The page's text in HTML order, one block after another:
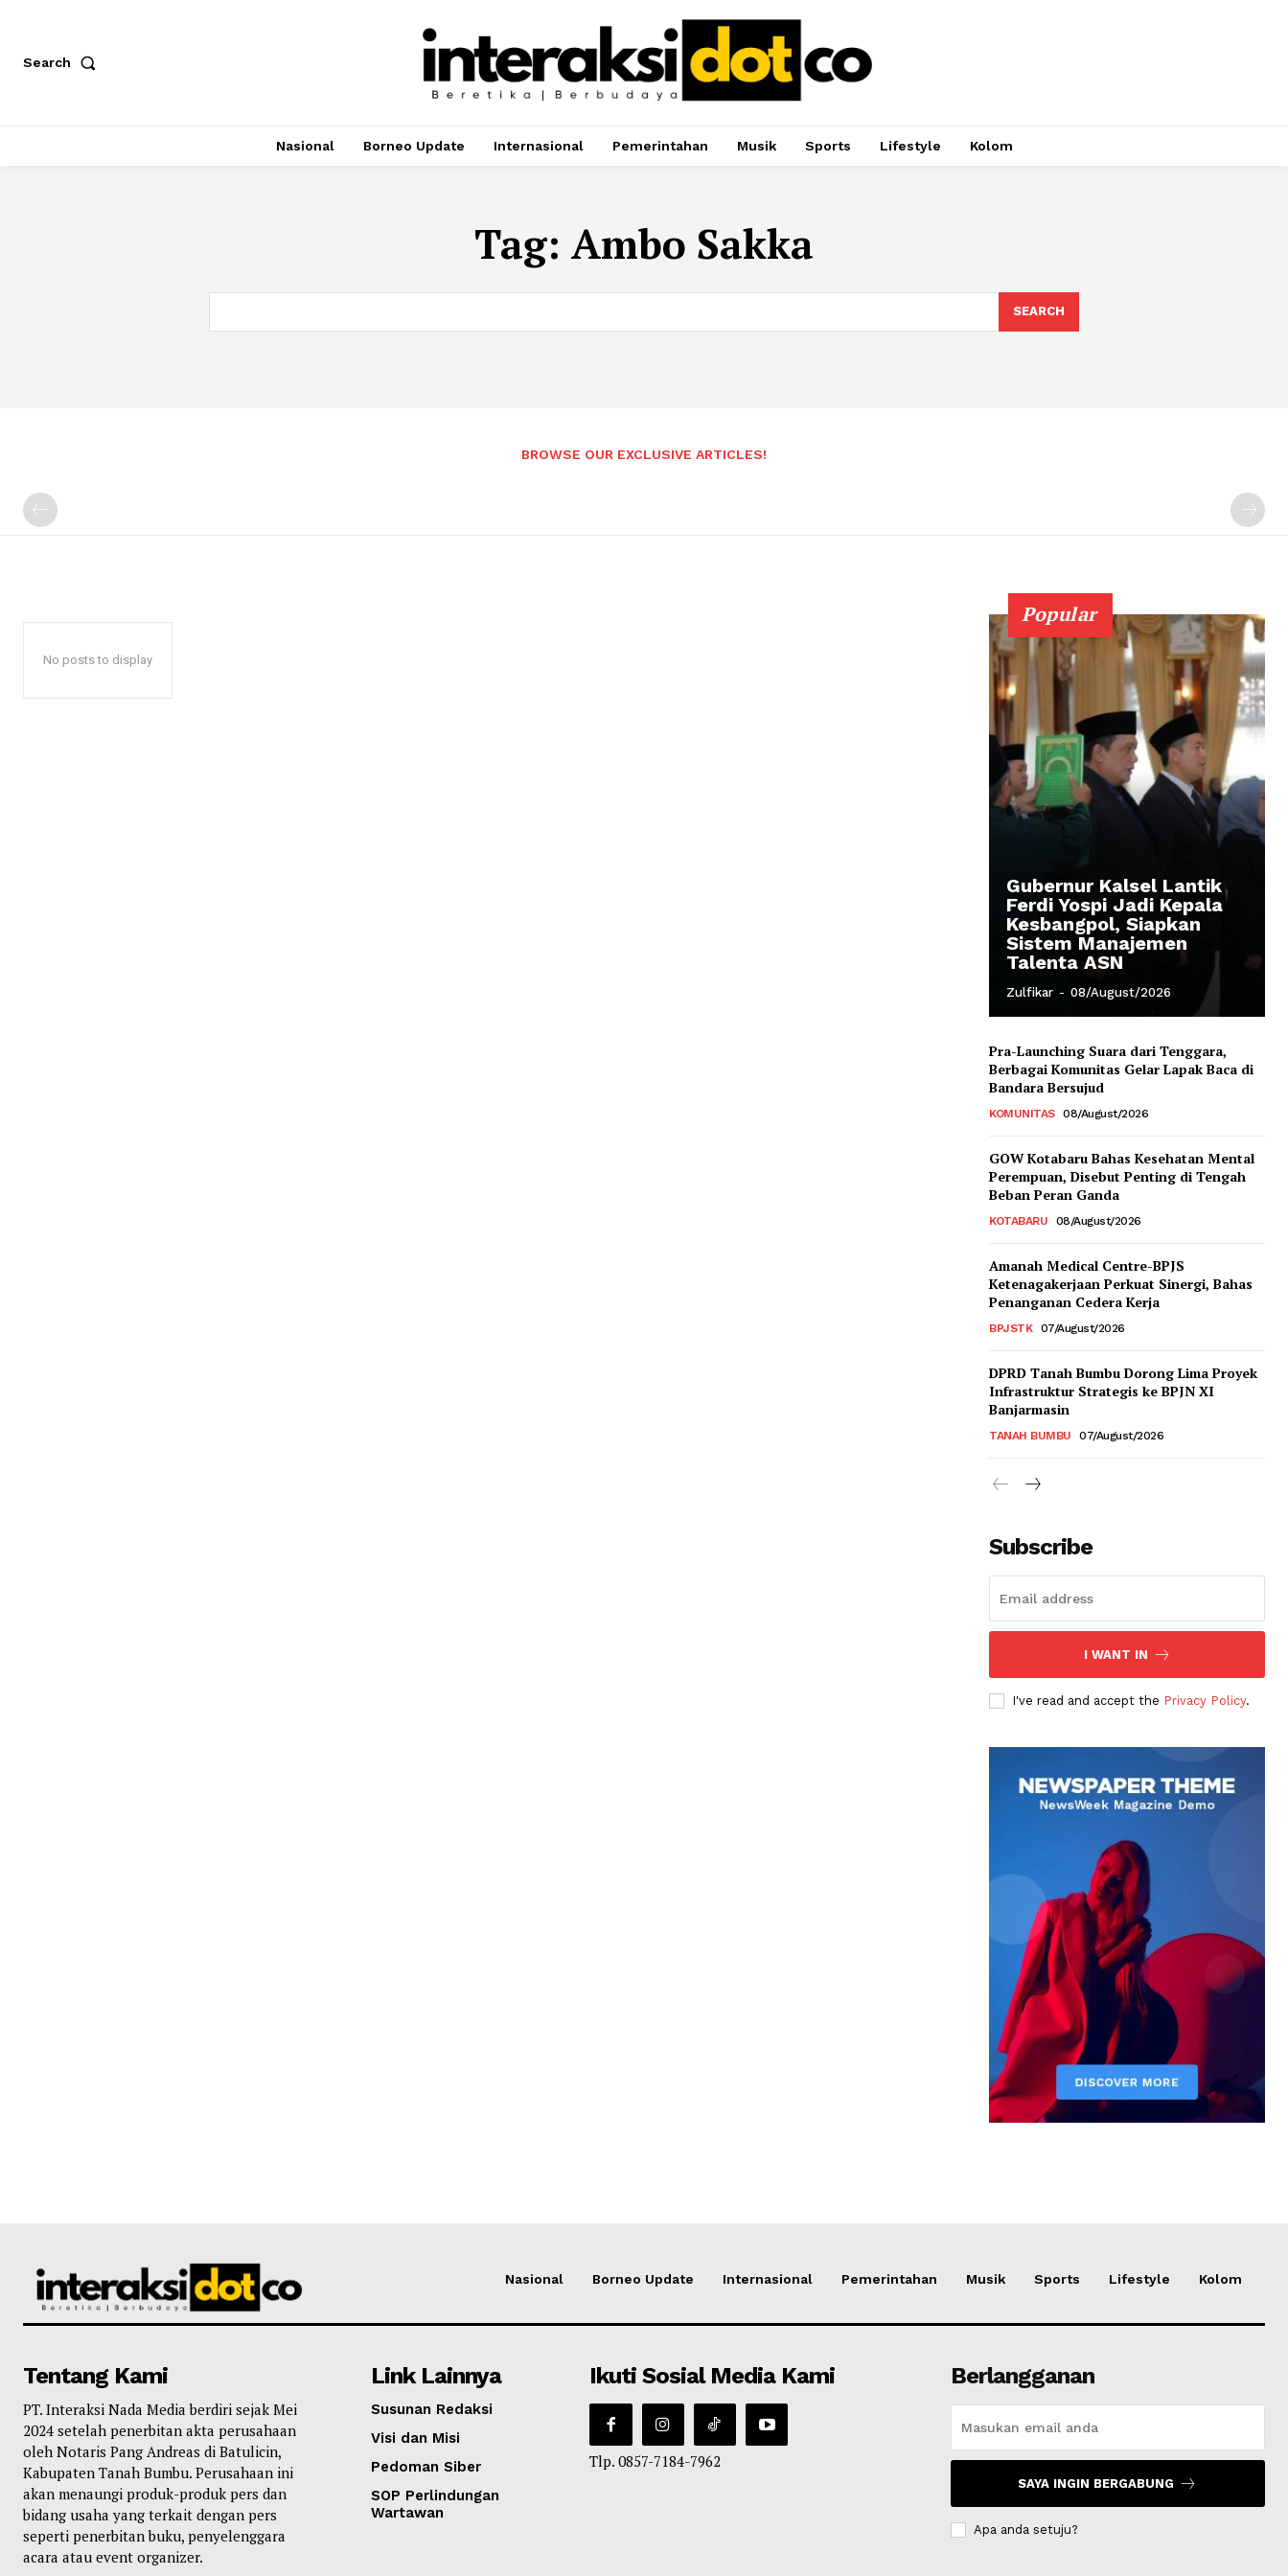
Search
Nasional Borneo Update Internasional Pemerintahan Musik Sports Lifestyle Kolom
Tag: Ambo Sakka
SEARCH
BROWSE OUR EXCLUSIVE ARTICLES!
No posts to display
Popular
Gubernur Kalsel Lantik
Ferdi Yospi Jadi Kepala
Kesbangpol, Siapkan
Sistem Manajemen
Talenta ASN
Zulfikar - 08/August/2026
Pra-Launching Suara dari Tenggara,
Berbagai Komunitas Gelar Lapak Baca di
Bandara Bersujud
KOMUNITAS 08/August/2026
GOW Kotabaru Bahas Kesehatan Mental
Perempuan, Disebut Penting di Tengah
Beban Peran Ganda
KOTABARU 08/August/2026
Amanah Medical Centre-BPJS
Ketenagakerjaan Perkuat Sinergi, Bahas
Penanganan Cedera Kerja
BPJSTK 07/August/2026
DPRD Tanah Bumbu Dorong Lima Proyek
Infrastruktur Strategis ke BPJN XI
Banjarmasin
TANAH BUMBU 07/August/2026
Subscribe
I WANT IN
I've read and accept the Privacy Policy.
Nasional Borneo Update Internasional Pemerintahan Musik Sports Lifestyle Kolom
Tentang Kami
PT. Interaksi Nada Media berdiri sejak Mei
2024 setelah penerbitan akta perusahaan
oleh Notaris Pang Andreas di Batulicin,
Kabupaten Tanah Bumbu. Perusahaan ini
akan menaungi produk-produk pers dan
bidang usaha yang terkait dengan pers
seperti penerbitan buku, penyelenggara
acara atau event organizer.
Link Lainnya
Susunan Redaksi
Visi dan Misi
Pedoman Siber
SOP Perlindungan
Wartawan
Ikuti Sosial Media Kami
Tlp. 0857-7184-7962
Berlangganan
SAYA INGIN BERGABUNG
Apa anda setuju?